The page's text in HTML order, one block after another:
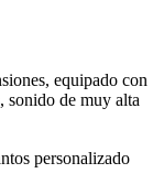
equipado con
sonido de muy alta
personalizado